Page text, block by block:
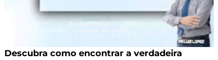
Descubra como encontrar a verdadeira